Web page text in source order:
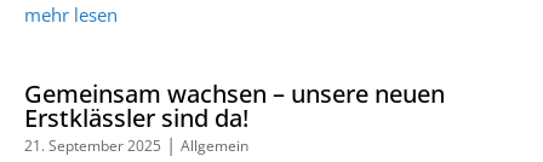
mehr lesen
Gemeinsam wachsen – unsere neuen
Erstklässler sind da!
21. September 2025 | Allgemein